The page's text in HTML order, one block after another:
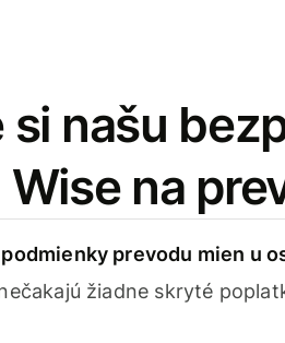
si našu
na
prevodu mien u
žiadne skryté